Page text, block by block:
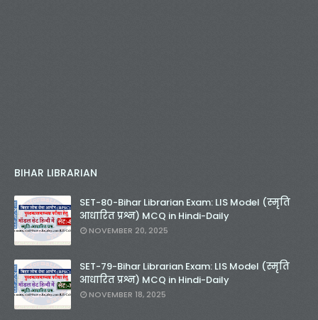
BIHAR LIBRARIAN
SET-80-Bihar Librarian Exam: LIS Model (स्मृति
आधारित प्रश्न) MCQ in Hindi-Daily
NOVEMBER 20, 2025
SET-79-Bihar Librarian Exam: LIS Model (स्मृति
आधारित प्रश्न) MCQ in Hindi-Daily
NOVEMBER 18, 2025